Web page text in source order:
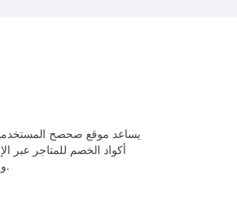
يساعد موقع صحصح
أكواد الخصم للمتاجر عبر
والتي يتم تحديثها باستمرار.